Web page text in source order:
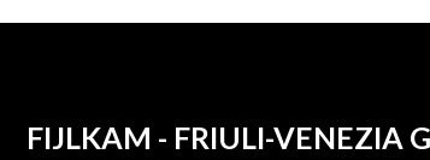
FIJLKAM - FRIULI-VENEZIA